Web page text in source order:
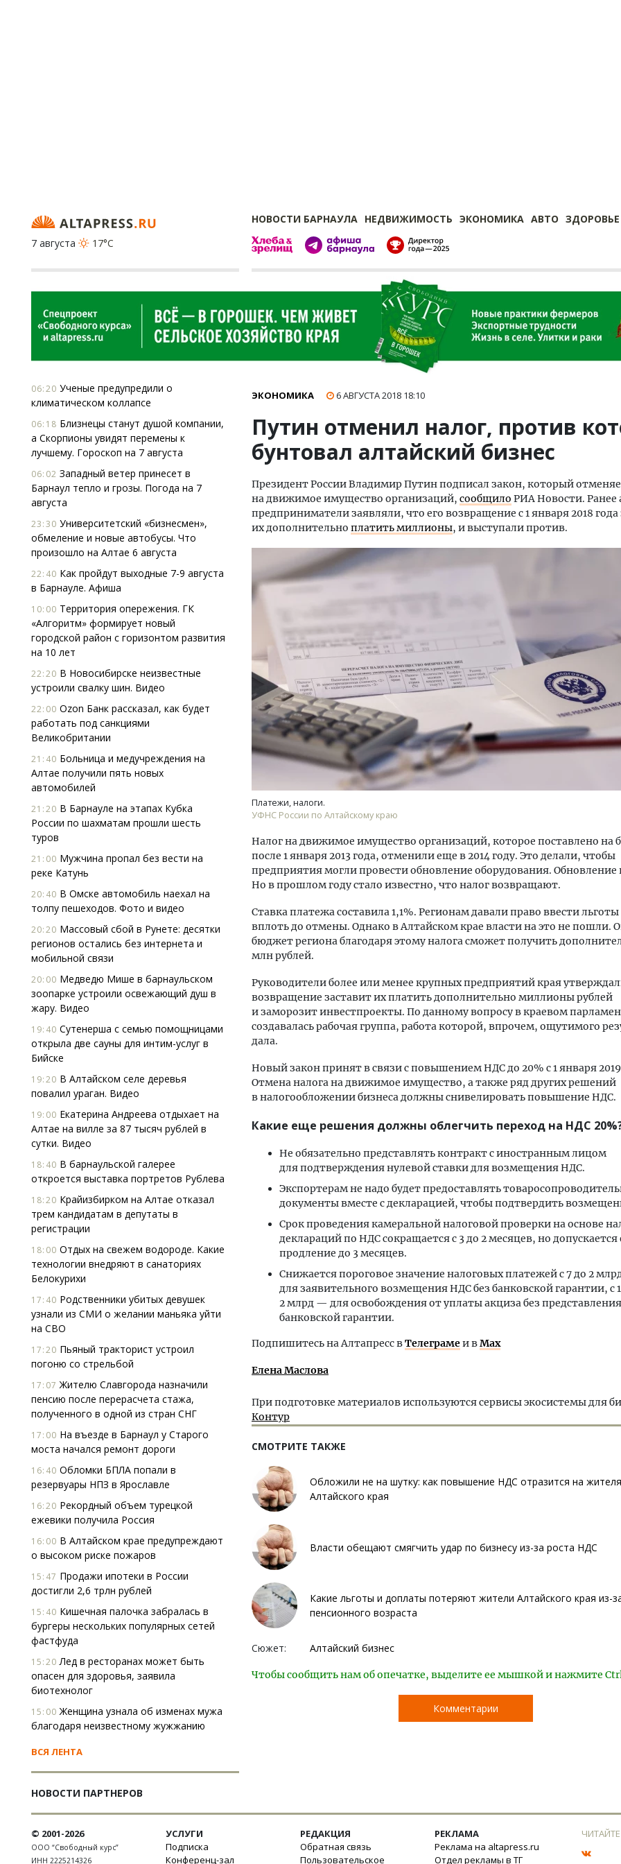
НОВОСТИ БАРНАУЛА НЕДВИЖИМОСТЬ ЭКОНОМИКА АВТО ЗДОРОВЬЕ
7 августа
17°C
06:20 Ученые предупредили о
климатическом коллапсе
06:18 Близнецы станут душой компании,
а Скорпионы увидят перемены к
лучшему. Гороскоп на 7 августа
06:02 Западный ветер принесет в
Барнаул тепло и грозы. Погода на 7
августа
23:30 Университетский «бизнесмен»,
обмеление и новые автобусы. Что
произошло на Алтае 6 августа
22:40 Как пройдут выходные 7-9 августа
в Барнауле. Афиша
10:00 Территория опережения. ГК
«Алгоритм» формирует новый
городской район с горизонтом развития
на 10 лет
22:20 В Новосибирске неизвестные
устроили свалку шин. Видео
22:00 Ozon Банк рассказал, как будет
работать под санкциями
Великобритании
21:40 Больница и медучреждения на
Алтае получили пять новых
автомобилей
21:20 В Барнауле на этапах Кубка
России по шахматам прошли шесть
туров
21:00 Мужчина пропал без вести на
реке Катунь
20:40 В Омске автомобиль наехал на
толпу пешеходов. Фото и видео
20:20 Массовый сбой в Рунете: десятки
регионов остались без интернета и
мобильной связи
20:00 Медведю Мише в барнаульском
зоопарке устроили освежающий душ в
жару. Видео
19:40 Сутенерша с семью помощницами
открыла две сауны для интим-услуг в
Бийске
19:20 В Алтайском селе деревья
повалил ураган. Видео
19:00 Екатерина Андреева отдыхает на
Алтае на вилле за 87 тысяч рублей в
сутки. Видео
18:40 В барнаульской галерее
откроется выставка портретов Рублева
18:20 Крайизбирком на Алтае отказал
трем кандидатам в депутаты в
регистрации
18:00 Отдых на свежем водороде. Какие
технологии внедряют в санаториях
Белокурихи
17:40 Родственники убитых девушек
узнали из СМИ о желании маньяка уйти
на СВО
17:20 Пьяный тракторист устроил
погоню со стрельбой
17:07 Жителю Славгорода назначили
пенсию после перерасчета стажа,
полученного в одной из стран СНГ
17:00 На въезде в Барнаул у Старого
моста начался ремонт дороги
16:40 Обломки БПЛА попали в
резервуары НПЗ в Ярославле
16:20 Рекордный объем турецкой
ежевики получила Россия
16:00 В Алтайском крае предупреждают
о высоком риске пожаров
15:47 Продажи ипотеки в России
достигли 2,6 трлн рублей
15:40 Кишечная палочка забралась в
бургеры нескольких популярных сетей
фастфуда
15:20 Лед в ресторанах может быть
опасен для здоровья, заявила
биотехнолог
15:00 Женщина узнала об изменах мужа
благодаря неизвестному жужжанию
ВСЯ ЛЕНТА
НОВОСТИ ПАРТНЕРОВ
ЭКОНОМИКА 6 АВГУСТА 2018 18:10
Путин отменил налог, против
бунтовал алтайский бизнес
Президент России Владимир Путин подписал закон, который
на движимое имущество организаций, сообщило РИА Новости. Ранее
предприниматели заявляли, что его возвращение с 1 января 2018 года
их дополнительно платить миллионы, и выступали против.
Платежи, налоги.
УФНС России по Алтайскому краю
Налог на движимое имущество организаций, которое поставлено на
после 1 января 2013 года, отменили еще в 2014 году. Это делали, чтобы
предприятия могли провести обновление оборудования. Обновление
Но в прошлом году стало известно, что налог возвращают.
Ставка платежа составила 1,1%. Регионам давали право ввести
вплоть до отмены. Однако в Алтайском крае власти на это не пошли.
бюджет региона благодаря этому налога сможет получить
млн рублей.
Руководители более или менее крупных предприятий края
возвращение заставит их платить дополнительно миллионы рублей
и заморозит инвестпроекты. По данному вопросу в краевом
создавалась рабочая группа, работа которой, впрочем, ощутимого
дала.
Новый закон принят в связи с повышением НДС до 20% с 1 января 2019
Отмена налога на движимое имущество, а также ряд других решений
в налогообложении бизнеса должны снивелировать повышение НДС.
Какие еще решения должны облегчить переход на НДС
Не обязательно представлять контракт с иностранным лицом
для подтверждения нулевой ставки для возмещения НДС.
Экспортерам не надо будет предоставлять
документы вместе с декларацией, чтобы подтвердить
Срок проведения камеральной налоговой проверки на основе
деклараций по НДС сокращается с 3 до 2 месяцев, но допускается
продление до 3 месяцев.
Снижается пороговое значение налоговых платежей с 7 до 2
для заявительного возмещения НДС без банковской гарантии, с
2 млрд — для освобождения от уплаты акциза без представления
банковской гарантии.
Подпишитесь на Алтапресс вТелеграмеи вMax
Елена Маслова
При подготовке материалов используются сервисы экосистемы для
Контур
СМОТРИТЕ ТАКЖЕ
Обложили не на шутку: как повышение НДС отразится на
Алтайского края
Власти обещают смягчить удар по бизнесу из-за роста НДС
Какие льготы и доплаты потеряют жители Алтайского края из-
пенсионного возраста
Сюжет: Алтайский бизнес
Чтобы сообщить нам об опечатке, выделите ее мышкой и нажмите
Комментарии
Архитектурный код начинается с
земли. Мощение крупноформатными
плитами становится новым
стандартом благоустройства
СТРОИТЕЛЬСТВО
Смелость архитектурных
Генеральный директор
© 2001-2026
ООО “Свободный курс”
ИНН 2225214326
УСЛУГИ
Подписка
Конференц-зал
РЕДАКЦИЯ
Обратная связь
Пользовательское
РЕКЛАМА
Реклама на altapress.ru
Отдел рекламы в ТГ